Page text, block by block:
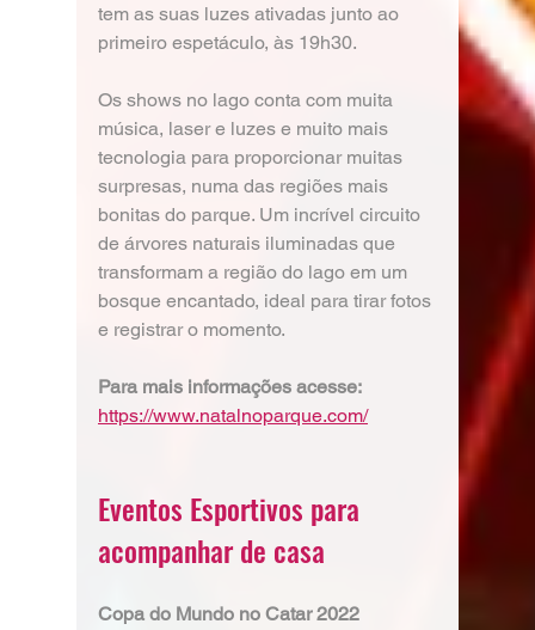
tem as suas luzes ativadas junto ao
primeiro espetáculo, às 19h30.
Os shows no lago conta com muita
música, laser e luzes e muito mais
tecnologia para proporcionar muitas
surpresas, numa das regiões mais
bonitas do parque. Um incrível circuito
de árvores naturais iluminadas que
transformam a região do lago em um
bosque encantado, ideal para tirar fotos
e registrar o momento.
Para mais informações acesse:
https://www.natalnoparque.com/
Eventos Esportivos para
acompanhar de casa
Copa do Mundo no Catar 2022